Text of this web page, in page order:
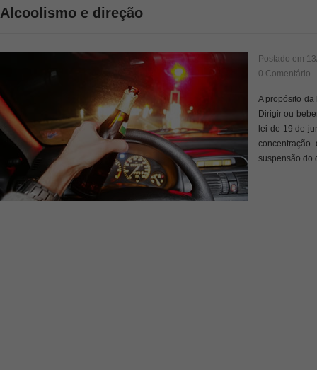
Alcoolismo e direção
Postado em
0 Comentário
A propósito
Dirigir ou
lei de 19 de
suspensão do